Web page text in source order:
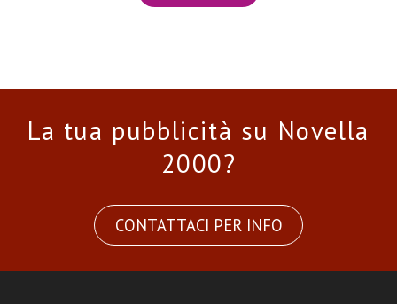
La tua pubblicità su Novella
2000?
CONTATTACI PER INFO